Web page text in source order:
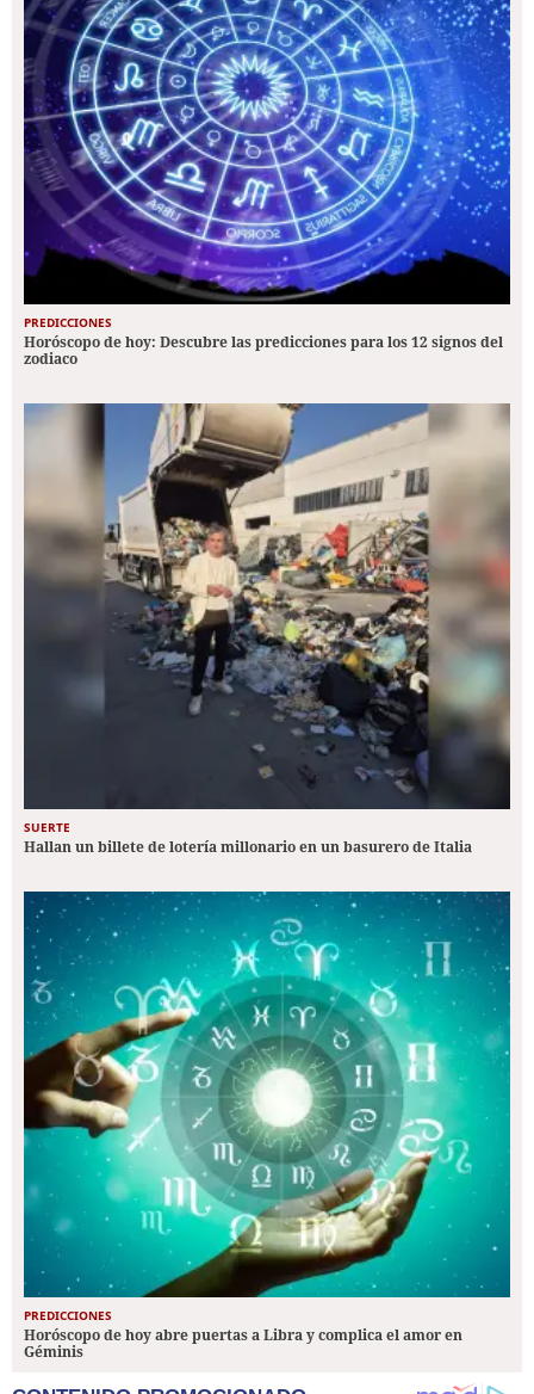
PREDICCIONES
Horóscopo de hoy: Descubre las predicciones para los 12 signos del
zodiaco
SUERTE
Hallan un billete de lotería millonario en un basurero de Italia
PREDICCIONES
Horóscopo de hoy abre puertas a Libra y complica el amor en
Géminis